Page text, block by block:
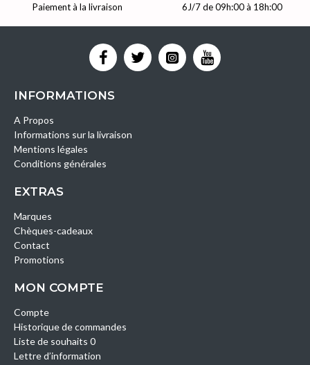
Paiement à la livraison 6J/7 de 09h:00 à 18h:00
INFORMATIONS
A Propos
Informations sur la livraison
Mentions légales
Conditions générales
EXTRAS
Marques
Chèques-cadeaux
Contact
Promotions
MON COMPTE
Compte
Historique de commandes
Liste de souhaits 0
Lettre d’information